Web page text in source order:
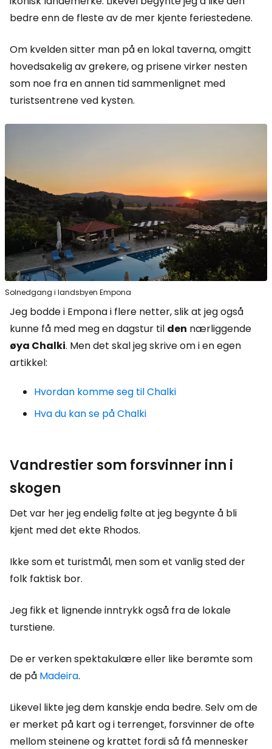
bedre enn de fleste av de mer kjente feriestedene.
Om kvelden sitter man på en lokal taverna, omgitt
hovedsakelig av grekere, og prisene virker nesten
som noe fra en annen tid sammenlignet med
turistsentrene ved kysten.
Solnedgang i landsbyen Empona
Jeg bodde i Empona i flere netter, slik at jeg også
kunne få med meg en dagstur til den nærliggende
øya Chalki. Men det skal jeg skrive om i en egen
artikkel:
Hvordan komme seg til Chalki
Hva du kan se på Chalki
Vandrestier som forsvinner inn i
skogen
Det var her jeg endelig følte at jeg begynte å bli
kjent med det ekte Rhodos.
Ikke som et turistmål, men som et vanlig sted der
folk faktisk bor.
Jeg fikk et lignende inntrykk også fra de lokale
turstiene.
De er verken spektakulære eller like berømte som
de på Madeira.
Likevel likte jeg dem kanskje enda bedre. Selv om de
er merket på kart og i terrenget, forsvinner de ofte
mellom steinene og krattet fordi så få mennesker